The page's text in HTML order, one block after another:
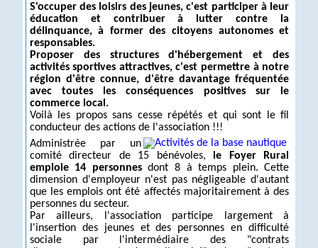
S'occuper des loisirs des jeunes, c'est participer à leur
éducation et contribuer à lutter contre la
délinquance, à former des citoyens autonomes et
responsables.
Proposer des structures d'hébergement et des
activités sportives attractives, c'est permettre à notre
région d'être connue, d'être davantage fréquentée
avec toutes les conséquences positives sur le
commerce local.
Voilà les propos sans cesse répétés et qui sont le fil
conducteur des actions de l'association !!!
Administrée par un
comité directeur de 15 bénévoles,
le Foyer Rural
emploie 14 personnesdont 8 à temps plein. Cette
dimension d'employeur n'est pas négligeable d'autant
que les emplois ont été affectés majoritairement à des
personnes du secteur.
Par ailleurs, l'association participe largement à
l'insertion des jeunes et des personnes en difficulté
sociale par l'intermédiaire des "contrats